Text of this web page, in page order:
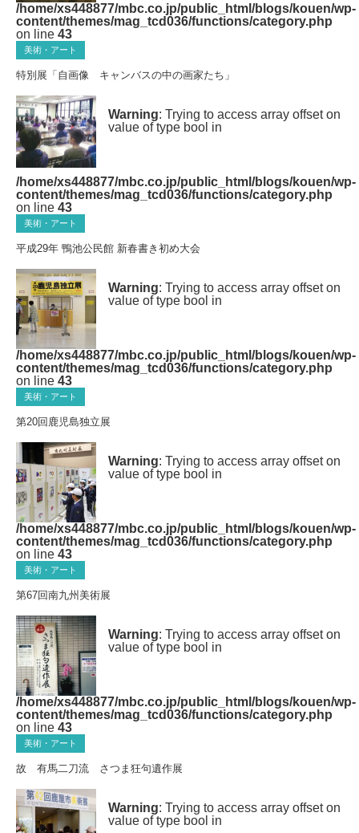
/home/xs448877/mbc.co.jp/public_html/blogs/kouen/wp-
content/themes/mag_tcd036/functions/category.php
on line 43
美術・アート
特別展「自画像 キャンバスの中の画家たち」
Warning: Trying to access array offset on
value of type bool in
/home/xs448877/mbc.co.jp/public_html/blogs/kouen/wp-
content/themes/mag_tcd036/functions/category.php
on line 43
美術・アート
平成29年 鴨池公民館 新春書き初め大会
Warning: Trying to access array offset on
value of type bool in
/home/xs448877/mbc.co.jp/public_html/blogs/kouen/wp-
content/themes/mag_tcd036/functions/category.php
on line 43
美術・アート
第20回鹿児島独立展
Warning: Trying to access array offset on
value of type bool in
/home/xs448877/mbc.co.jp/public_html/blogs/kouen/wp-
content/themes/mag_tcd036/functions/category.php
on line 43
美術・アート
第67回南九州美術展
Warning: Trying to access array offset on
value of type bool in
/home/xs448877/mbc.co.jp/public_html/blogs/kouen/wp-
content/themes/mag_tcd036/functions/category.php
on line 43
美術・アート
故 有馬二刀流 さつま狂句遺作展
Warning: Trying to access array offset on
value of type bool in